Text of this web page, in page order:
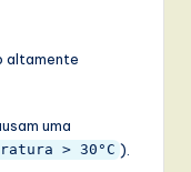
altamente
uma
> 30°C ).